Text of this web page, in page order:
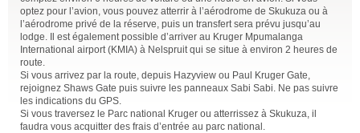
optez pour l’avion, vous pouvez atterrir à l’aérodrome de Skukuza ou à
l’aérodrome privé de la réserve, puis un transfert sera prévu jusqu’au
lodge. Il est également possible d’arriver au Kruger Mpumalanga
International airport (KMIA) à Nelspruit qui se situe à environ 2 heures de
route.
Si vous arrivez par la route, depuis Hazyview ou Paul Kruger Gate,
rejoignez Shaws Gate puis suivre les panneaux Sabi Sabi. Ne pas suivre
les indications du GPS.
Si vous traversez le Parc national Kruger ou atterrissez à Skukuza, il
faudra vous acquitter des frais d’entrée au parc national.